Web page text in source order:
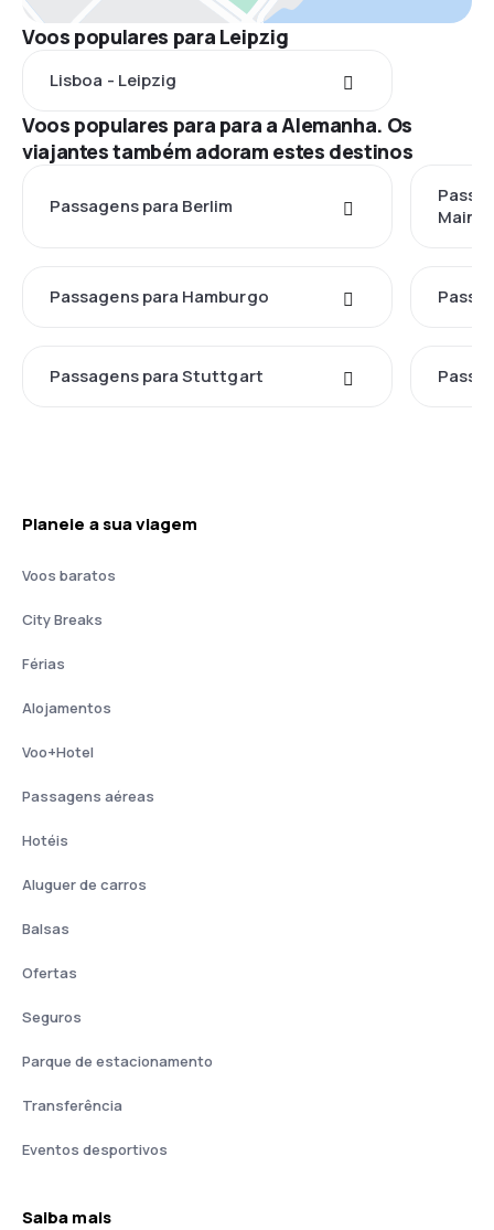
Voos populares para Leipzig
Lisboa - Leipzig
Voos populares para para a Alemanha. Os
viajantes também adoram estes destinos
Passagens para Berlim
Main
Passagens para Hamburgo
Passagens para Stuttgart
Planeie a sua viagem
Voos baratos
City Breaks
Férias
Alojamentos
Voo+Hotel
Passagens aéreas
Hotéis
Aluguer de carros
Balsas
Ofertas
Seguros
Parque de estacionamento
Transferência
Eventos desportivos
Saiba mais